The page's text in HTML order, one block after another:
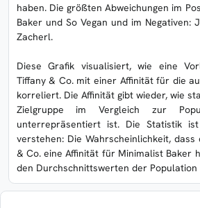
haben. Die größten Abweichungen im
Baker und So Vegan und im Negativen:
Zacherl.
Diese Grafik visualisiert, wie eine
Tiffany & Co. mit einer Affinität für die
korreliert. Die Affinität gibt wieder, wie
Zielgruppe im Vergleich zur
unterrepräsentiert ist. Die Statistik
verstehen: Die Wahrscheinlichkeit, dass
& Co. eine Affinität für Minimalist Baker
den Durchschnittswerten der Population